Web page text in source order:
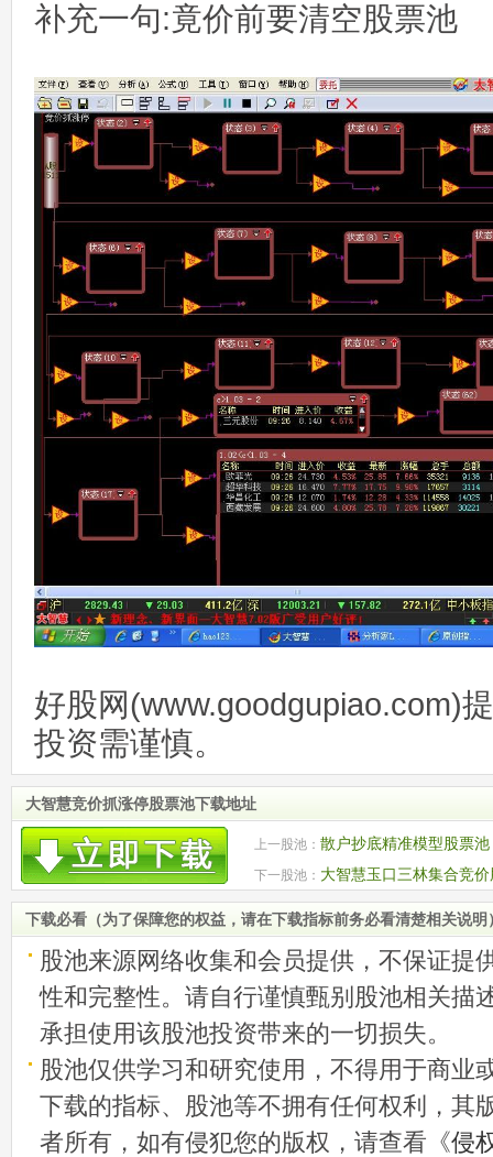
补充一句:竟价前要清空股票池
好股网(www.goodgupiao.com)
投资需谨慎。
大智慧竞价抓涨停股票池下载地址
上一股池： 散户抄底精准模型股票池
下一股池： 大智慧玉口三林集合竞
下载必看（为了保障您的权益，请在下载指标前务必看清楚相关说明
股池来源网络收集和会员提供，不保证提
性和完整性。请自行谨慎甄别股池相关描
承担使用该股池投资带来的一切损失。
股池仅供学习和研究使用，不得用于商业
下载的指标、股池等不拥有任何权利，其
者所有，如有侵犯您的版权，请查看《侵